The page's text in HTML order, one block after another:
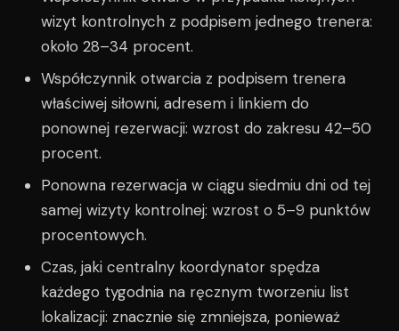
wizyt kontrolnych z podpisem jednego trenera:
około 28–34 procent.
Współczynnik otwarcia z podpisem trenera
właściwej siłowni, adresem i linkiem do
ponownej rezerwacji: wzrost do zakresu 42–50
procent.
Ponowna rezerwacja w ciągu siedmiu dni od tej
samej wizyty kontrolnej: wzrost o 5–9 punktów
procentowych.
Czas, jaki centralny koordynator spędza
każdego tygodnia na ręcznym tworzeniu list
lokalizacji: znacznie się zmniejsza, ponieważ